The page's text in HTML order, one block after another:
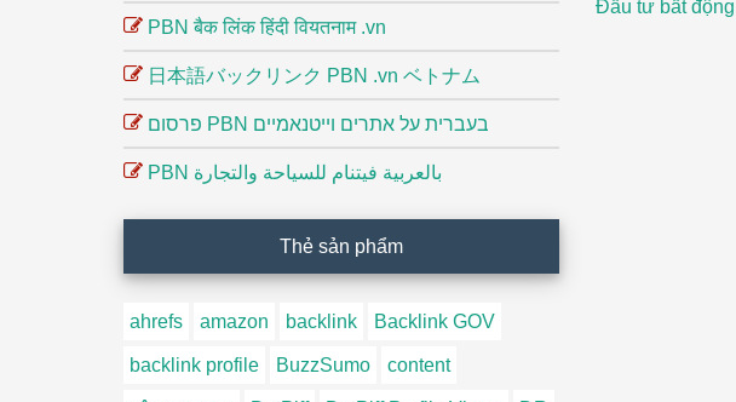
PBN बैक लिंक हिंदी वियतनाम .vn
日本語バックリンク PBN .vn ベトナム
פרסום PBN בעברית על אתרים וייטנאמיים
PBN بالعربية فيتنام للسياحة والتجارة
Thẻ sản phẩm
ahrefs amazon backlink Backlink GOV
backlink profile BuzzSumo content
Đầu tư bất